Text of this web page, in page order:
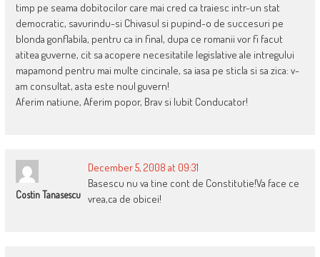
timp pe seama dobitocilor care mai cred ca traiesc intr-un stat
democratic, savurindu-si Chivasul si pupind-o de succesuri pe
blonda gonflabila, pentru ca in final, dupa ce romanii vor fi facut
atitea guverne, cit sa acopere necesitatile legislative ale intregului
mapamond pentru mai multe cincinale, sa iasa pe sticla si sa zica: v-
am consultat, asta este noul guvern!
Aferim natiune, Aferim popor, Brav si Iubit Conducator!
Costin Tanasescu
December 5, 2008 at 09:31
Basescu nu va tine cont de Constitutie!Va face ce
vrea,ca de obicei!